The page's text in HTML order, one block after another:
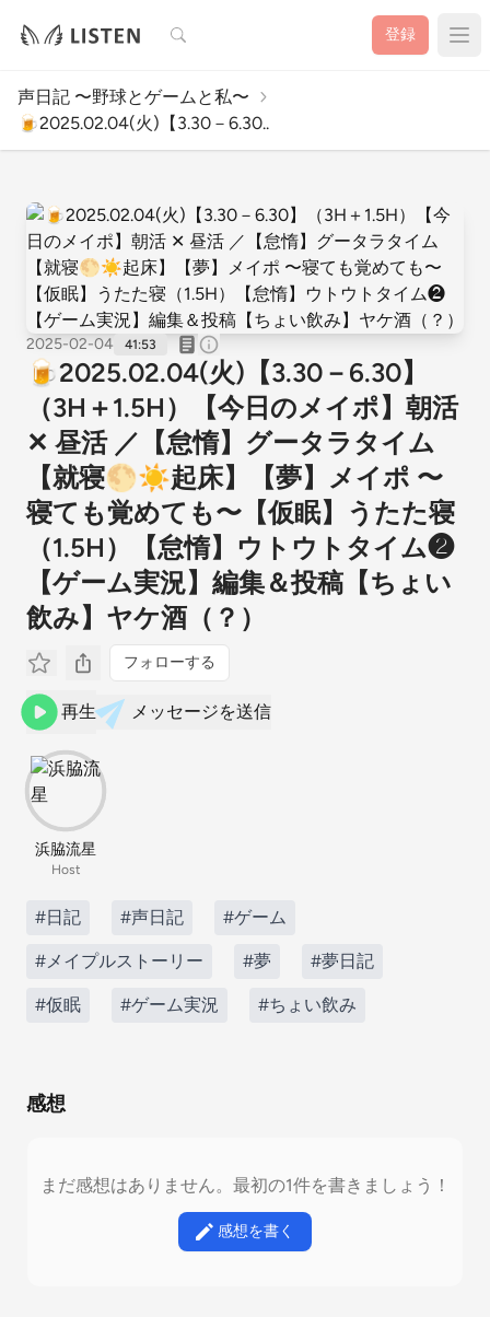
検索 登録
声日記 〜野球とゲームと私〜
🍺2025.02.04(火)【3.30－6.30..
2025-02-04 41:53
🍺2025.02.04(火)【3.30－6.30】
（3H＋1.5H）【今日のメイポ】朝活
✕ 昼活 ／【怠惰】グータラタイム
【就寝🌕☀️起床】【夢】メイポ 〜
寝ても覚めても〜【仮眠】うたた寝
（1.5H）【怠惰】ウトウトタイム❷
【ゲーム実況】編集＆投稿【ちょい
飲み】ヤケ酒（？）
フォローする
再生 メッセージを送信
浜脇流星
Host
#日記 #声日記 #ゲーム
#メイプルストーリー #夢 #夢日記
#仮眠 #ゲーム実況 #ちょい飲み
感想
まだ感想はありません。最初の1件を書きましょう！
感想を書く